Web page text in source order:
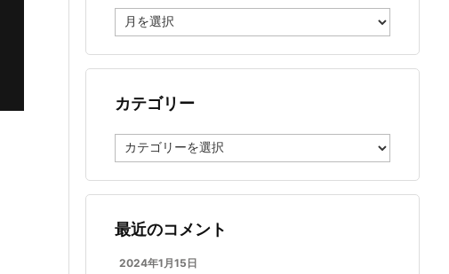
ー
イ
カテゴリー
テ
リ
最近のコメント
2024年1月15日